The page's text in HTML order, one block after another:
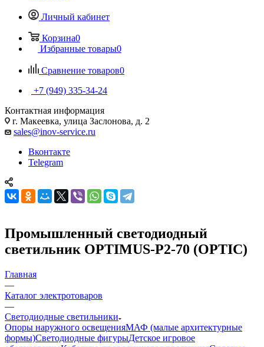
Личный кабинет
Корзина0
Избранные товары0
Сравнение товаров0
+7 (949) 335-34-24
Контактная информация
г. Макеевка, улица Заслонова, д. 2
sales@inov-service.ru
Вконтакте
Telegram
Промышленный светодиодный
светильник OPTIMUS-P2-70 (OPTIC)
Главная
—
Каталог электротоваров
—
Светодиодные светильники
Опоры наружного освещенияМАФ (малые архитектурные
формы)Светодиодные фигурыДетское игровое